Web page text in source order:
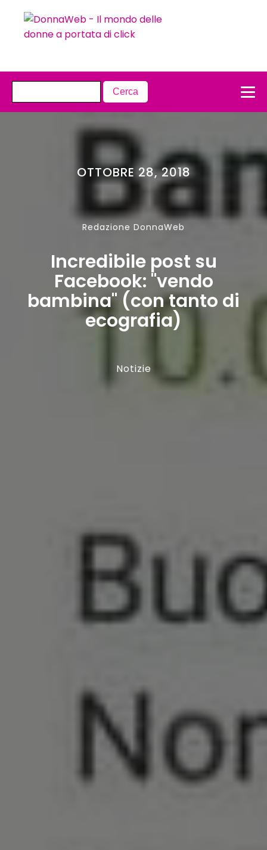
OTTOBRE 28, 2018
Redazione DonnaWeb
Incredibile post su
Facebook: "vendo
bambina" (con tanto di
ecografia)
Notizie